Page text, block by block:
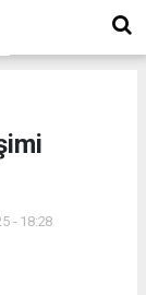
- 18:28